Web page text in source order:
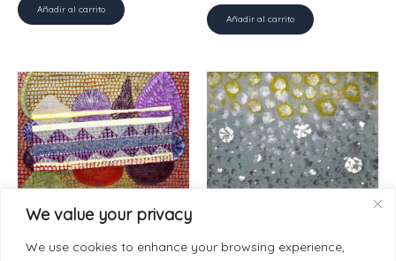
We value your privacy
We use cookies to enhance your browsing experience,
Añadir al carrito
Añadir al carrito
Painting-Paper 50 x 70 cm
2024